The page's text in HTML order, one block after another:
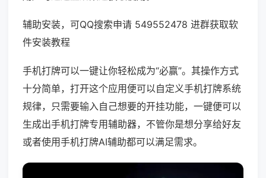
辅助安装，可QQ搜索申请 549552478 进群获取软
件安装教程
手机打牌可以一键让你轻松成为“必赢”。其操作方式
十分简单，打开这个应用便可以自定义手机打牌系统
规律，只需要输入自己想要的开挂功能，一键便可以
生成出手机打牌专用辅助器，不管你是想分享给好友
或者使用手机打牌AI辅助都可以满足需求。